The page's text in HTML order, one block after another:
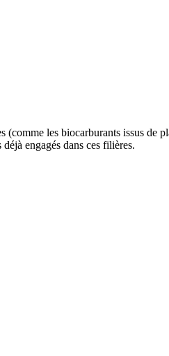
les biocarburants issus de
engagés dans ces filières.